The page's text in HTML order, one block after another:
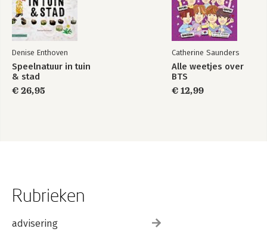
Denise Enthoven
Speelnatuur in tuin
& stad
€ 26,95
Catherine Saunders
Alle weetjes over
BTS
€ 12,99
Rubrieken
advisering